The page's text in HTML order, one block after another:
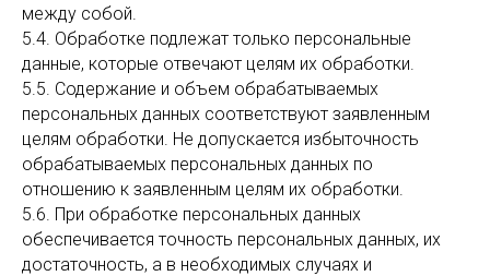
между собой.
5.4. Обработке подлежат только персональные
данные, которые отвечают целям их обработки.
5.5. Содержание и объем обрабатываемых
персональных данных соответствуют заявленным
целям обработки. Не допускается избыточность
обрабатываемых персональных данных по
отношению к заявленным целям их обработки.
5.6. При обработке персональных данных
обеспечивается точность персональных данных, их
достаточность, а в необходимых случаях и